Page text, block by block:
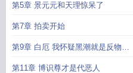
第5章 景元元和天理惊呆了
第7章 拍卖开始
第9章 白厄 我怀疑黑潮就是反物质
军团
第11章 博识尊才是代恶人